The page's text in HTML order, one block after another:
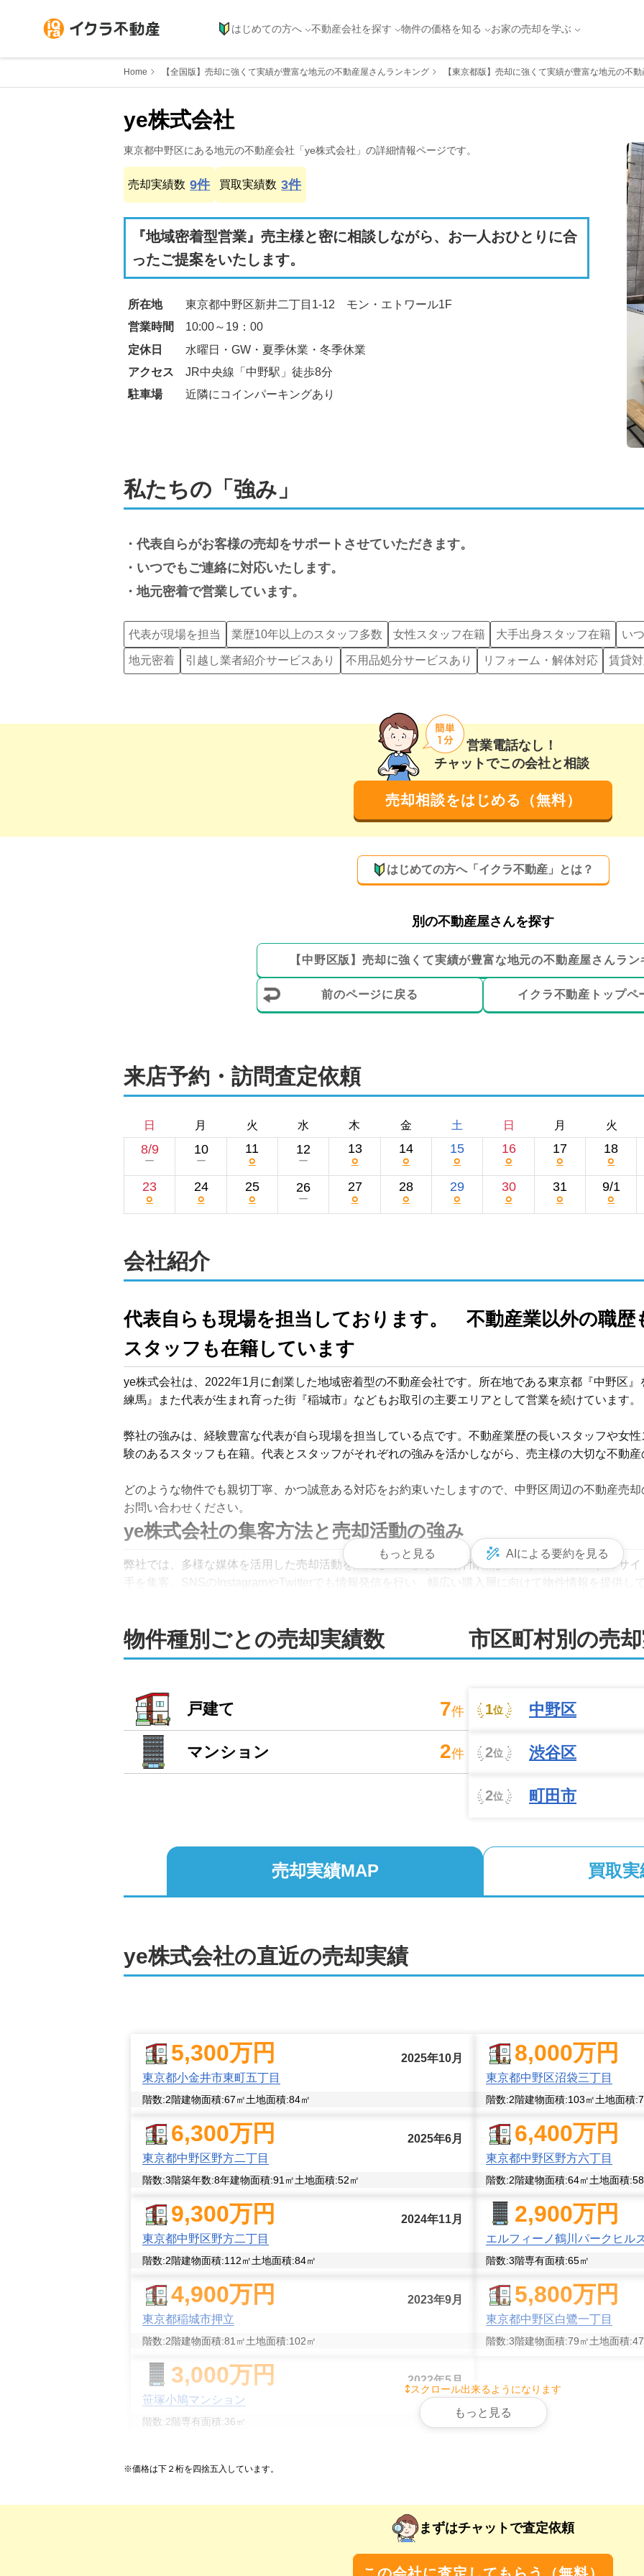
はじめての方へ 不動産会社を探す 物件の価格を知る お家の売却を学ぶ
Home 【全国版】売却に強くて実績が豊富な地元の不動産屋さんランキング 【東京都版】売却に強くて実績が豊富な地元の不
ye株式会社
東京都中野区にある地元の不動産会社「 ye株式会社 」の詳細情報ページです。
売却実績数 9件 買取実績数 3件
『地域密着型営業』売主様と密に相談しながら、お一人おひとりに合
ったご提案をいたします。
所在地
東京都中野区新井二丁目1-12　モン・エトワール1F
営業時間
10:00～19：00
定休日
水曜日・GW・夏季休業・冬季休業
アクセス
JR中央線「中野駅」徒歩8分
駐車場
近隣にコインパーキングあり
私たちの「強み」
代表自らがお客様の売却をサポートさせていただきます。
いつでもご連絡に対応いたします。
地元密着で営業しています。
代表が現場を担当 業歴10年以上のスタッフ多数 女性スタッフ在籍 大手出身スタッフ在籍 い
地元密着 引越し業者紹介サービスあり 不用品処分サービスあり リフォーム・解体対応 賃貸
営業電話なし！
チャットでこの会社と相談
売却相談をはじめる（無料）
はじめての方へ「イクラ不動産」とは？
別の不動産屋さんを探す
【 中野区版】 売却に強くて実績が豊富な地元の不動産屋さんラン
前のページに戻る イクラ不動産トップペ
来店予約・訪問査定依頼
日 月 火 水 木 金 土 日 月 火
8/9
ー
10
ー
11
○
12
ー
13
○
14
○
15
○
16
○
17
○
18
○
23
○
24
○
25
○
26
ー
27
○
28
○
29
○
30
○
31
○
9/1
○
会社紹介
代表自らも現場を担当しております。　不動産業以外の職
スタッフも在籍しています
ye株式会社は、2022年1月に創業した地域密着型の不動産会社です。所在地である東京都『中野区』
練馬』また代表が生まれ育った街『稲城市』などもお取引の主要エリアとして営業を続けています。
弊社の強みは、経験豊富な代表が自ら現場を担当している点です。不動産業歴の長いスタッフや女
験のあるスタッフも在籍。代表とスタッフがそれぞれの強みを活かしながら、売主様の大切な不動産
どのような物件でも親切丁寧、かつ誠意ある対応をお約束いたしますので、中野区周辺の不動産売
お問い合わせください。
ye株式会社の集客方法と売却活動の強み
弊社では、多様な媒体を活用した売却活動を展開しています。物件情報は、大手不動産ポータルサ
手を集客。SNSのInstagramやTwitterでも情報発信を行い、幅広い購入層に向けて物件情報を提供して
報量で売主様の物件の魅力を最大限に伝えられるよう工夫しています。
気軽にお申し付けください。
買取にも対応可能！リフォームや解体工事もお任せください
弊社では、通常の仲介による売却以外に、すぐに現金化できる買取のお取り扱いもございます。早
れたくない方も、ぜひご相談ください。
また、リフォームや解体工事、引越し業者や不用品処分業者のご紹介も可能です。さらに賃貸仲介
過去には、よく来店されていたお客様が施設に入ることになった際、「一番自身のために考えた提
任せいただいたこともございます。
弊社は、ファイナンシャルプランナーや税理士、司法書士といった専門家とも連携しております。通
ご相談や査定は無料。守秘義務も厳守いたします。いつでもご連絡いただける体制を整えているほ
売却後も長くお付き合いできる関係性構築を目指すとともに、迅速なレスポンスと行動を心がけ、
もっと見る AIによる要約を見る
物件種別ごとの売却実績数
戸建て 7件
マンション 2件
市区町村別の売
1位 中野区
2位 渋谷区
2位 町田市
売却実績MAP 買取
ye株式会社の直近の売却実績
5,300万円
2025年10月
東京都小金井市東町五丁目
階数:2階建物面積:67㎡土地面積:84㎡
8,000万円
東京都中野区沼袋三丁目
階数:2階建物面積:103㎡土地面積:
6,300万円
2025年6月
東京都中野区野方二丁目
階数:3階築年数:8年建物面積:91 ㎡土地面積:52㎡
6,400万円
東京都中野区野方六丁目
階数:2階建物面積:64㎡土地面積:58
9,300万円
2024年11月
東京都中野区野方二丁目
階数:2階建物面積:112㎡土地面積:84㎡
2,900万円
エルフィーノ鶴川パークヒル
階数:3階専有面積:65㎡
4,900万円
2023年9月
東京都稲城市押立
階数:2階建物面積:81 ㎡土地面積:102㎡
5,800万円
東京都中野区白鷺一丁目
階数:3階建物面積:79㎡土地面積:47
3,000万円
2022年5月
笹塚小鳩マンション
階数:2階専有面積:36㎡
スクロール出来るようになります
もっと見る
※価格は下２桁を四捨五入しています。
まずはチャットで査定依頼